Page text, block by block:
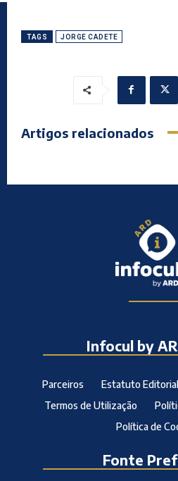
TAGS JORGE CADETE
Artigos relacionados
Infocul by
Parceiros Estatuto Editorial
Termos de Utilização
Política de
Fonte